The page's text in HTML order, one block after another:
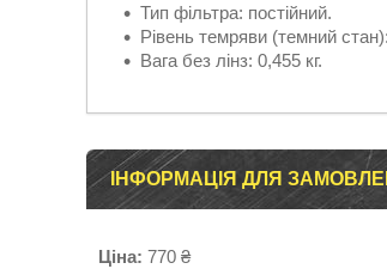
Тип фільтра: постійний.
Рівень темряви (темний
Вага без лінз: 0,455 кг.
ІНФОРМАЦІЯ ДЛЯ
Ціна: 770 ₴